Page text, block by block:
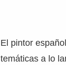
El pintor español
temáticas a lo